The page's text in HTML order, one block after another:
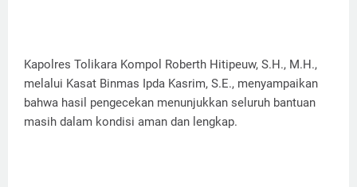
Kapolres Tolikara Kompol Roberth Hitipeuw, S.H., M.H.,
melalui Kasat Binmas Ipda Kasrim, S.E., menyampaikan
bahwa hasil pengecekan menunjukkan seluruh bantuan
masih dalam kondisi aman dan lengkap.